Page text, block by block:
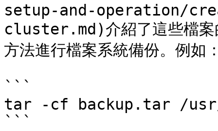
setup-and-operation/
cluster.md)介紹了這些檔案
方法進行檔案系統備份。例如
```
tar -cf backup.tar /
```